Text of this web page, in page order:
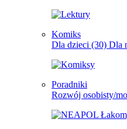
Komiks
Dla dzieci (30) Dla
Poradniki
Rozwój osobisty/